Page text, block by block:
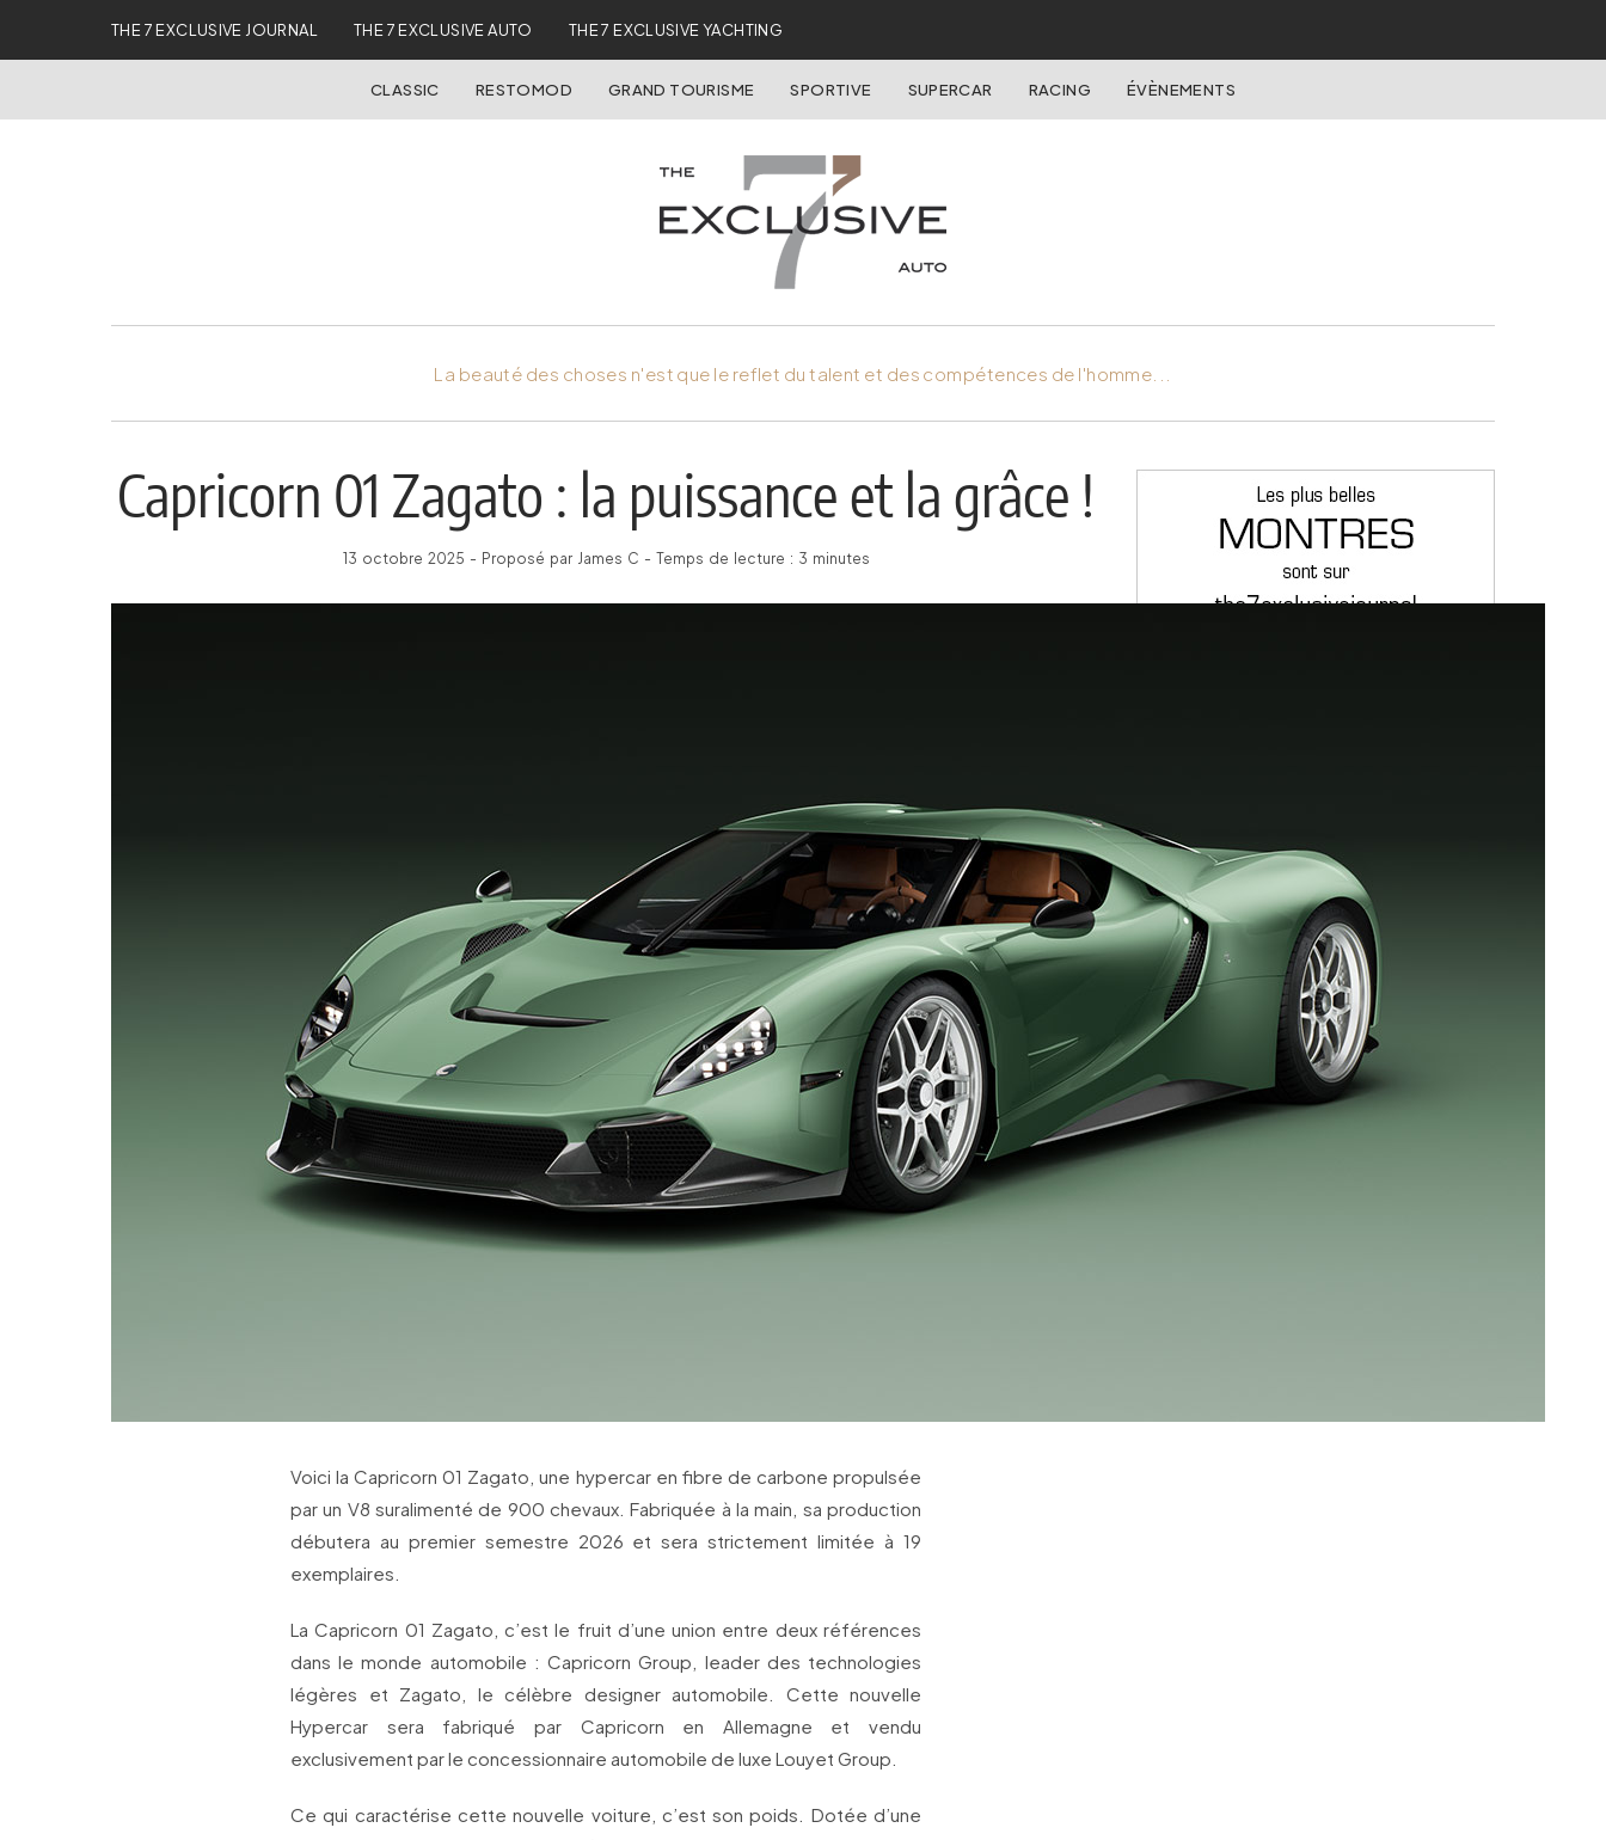
THE 7 EXCLUSIVE JOURNAL THE 7 EXCLUSIVE AUTO THE 7 EXCLUSIVE YACHTING
CLASSIC RESTOMOD GRAND TOURISME SPORTIVE SUPERCAR RACING ÉVÈNEMENTS
La beauté des choses n'est que le reflet du talent et des compétences de l'homme...
Capricorn 01 Zagato : la puissance et la grâce !
13 octobre 2025 - Proposé par James C - Temps de lecture : 3 minutes
Voici la Capricorn 01 Zagato, une hypercar en fibre de carbone propulsée
par un V8 suralimenté de 900 chevaux. Fabriquée à la main, sa production
débutera au premier semestre 2026 et sera strictement limitée à 19
exemplaires.
La Capricorn 01 Zagato, c’est le fruit d’une union entre deux références
dans le monde automobile : Capricorn Group, leader des technologies
légères et Zagato, le célèbre designer automobile. Cette nouvelle
Hypercar sera fabriqué par Capricorn en Allemagne et vendu
exclusivement par le concessionnaire automobile de luxe Louyet Group.
Ce qui caractérise cette nouvelle voiture, c’est son poids. Dotée d’une